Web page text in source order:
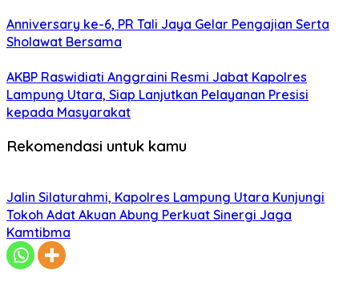
Anniversary ke-6, PR Tali Jaya Gelar Pengajian Serta
Sholawat Bersama
AKBP Raswidiati Anggraini Resmi Jabat Kapolres
Lampung Utara, Siap Lanjutkan Pelayanan Presisi
kepada Masyarakat
Rekomendasi untuk kamu
Jalin Silaturahmi, Kapolres Lampung Utara Kunjungi
Tokoh Adat Akuan Abung Perkuat Sinergi Jaga
Kamtibma